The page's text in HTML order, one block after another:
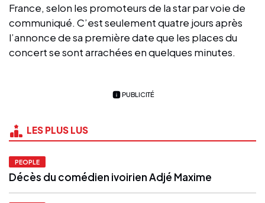
France, selon les promoteurs de la star par voie de
communiqué. C’est seulement quatre jours après
l’annonce de sa première date que les places du
concert se sont arrachées en quelques minutes.
PUBLICITÉ
LES PLUS LUS
PEOPLE
Décès du comédien ivoirien Adjé Maxime